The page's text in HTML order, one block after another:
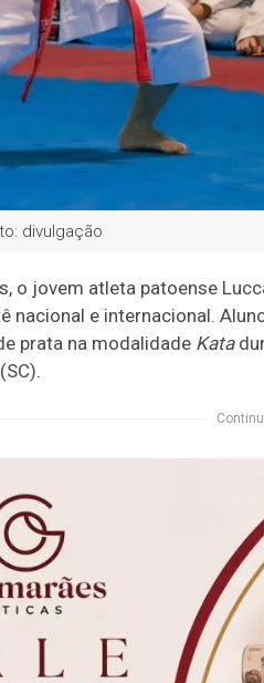
divulgação
o jovem atleta patoense
nacional e internacional.
prata na modalidade Kata